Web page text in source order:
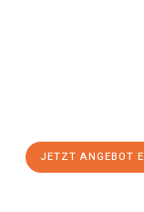
JETZT ANGEBOT